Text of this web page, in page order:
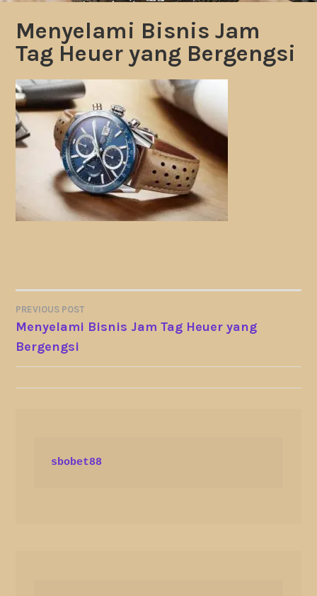
Menyelami Bisnis Jam
Tag Heuer yang Bergengsi
POST
NAVIGATION
PREVIOUS POST
Menyelami Bisnis Jam Tag Heuer yang
Bergengsi
sbobet88